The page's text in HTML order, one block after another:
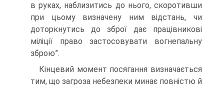
в руках, наблизитись до нього, скоротивши
при цьому визначену ним відстань, чи
доторкнутись до зброї дає працівникові
міліції право застосовувати вогнепальну
зброю”.
Кінцевий момент посягання визначається
тим, що загроза небезпеки минає повністю й